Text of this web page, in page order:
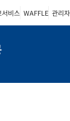
비스 WAFFLE 관리